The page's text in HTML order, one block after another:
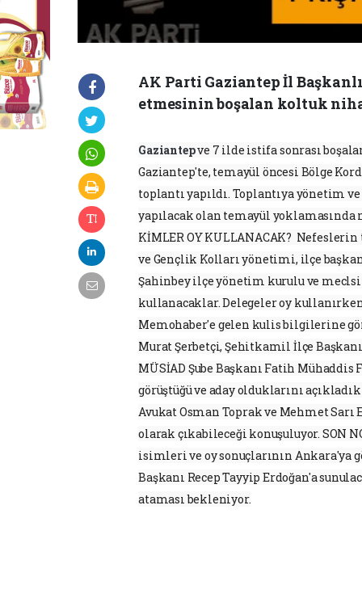
AK Parti Gaziantep İl
etmesinin boşalan koltuk
Gaziantepve 7 ilde istifa sonrası
Gaziantep'te, temayül öncesi Bölge
toplantı yapıldı. Toplantıya yönetim
yapılacak olan temayül
KİMLER OY KULLANACAK?
ve Gençlik Kolları yönetimi, ilçe
Şahinbey ilçe yönetim kurulu ve
kullanacaklar. Delegeler oy
Memohaber'e gelen kulis bilgilerine
Murat Şerbetçi, Şehitkamil İlçe
MÜSİAD Şube Başkanı Fatih
görüştüğü ve aday olduklarını
Avukat Osman Toprak ve Mehmet
olarak çıkabileceği konuşuluyor. SON
isimleri ve oy sonuçlarının Ankara'ya
Başkanı Recep Tayyip Erdoğan'a
ataması bekleniyor.